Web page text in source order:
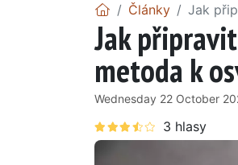
Články Jak
Jak
metoda k
Wednesday 22 October